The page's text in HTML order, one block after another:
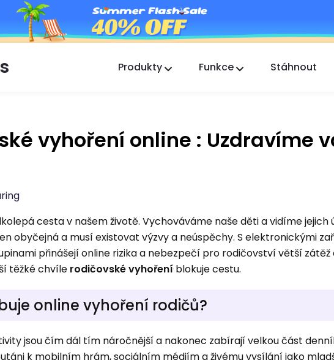
Produkty
FlashGet Finder
Funkce Stáhnout
vyhoření online : Uzdravíme
cesta v našem životě. Vychováváme naše děti a vidíme jejich
obyčejná a musí existovat výzvy a neúspěchy. S elektronickými
přinášejí online rizika a nebezpečí pro rodičovství větší zátěž
těžké chvíle rodičovské vyhoření blokuje cestu.
online vyhoření rodičů?
jsou čím dál tím náročnější a nakonec zabírají velkou část
k mobilním hrám, sociálním médiím a živému vysílání jako